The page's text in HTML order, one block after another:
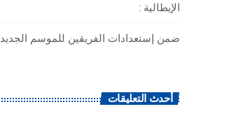
الإيطالية :
ضمن إستعدادات الفريقين للموسم الجديد
أحدث التعليقات